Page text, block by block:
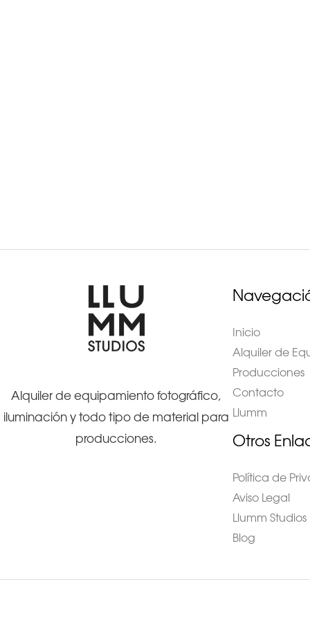
Alquiler de equipamiento fotográfico,
iluminación y todo tipo de material para
producciones.
Inicio
Alquiler de
Producciones
Contacto
Llumm
Otros
Política de
Aviso Legal
Llumm Studios
Blog